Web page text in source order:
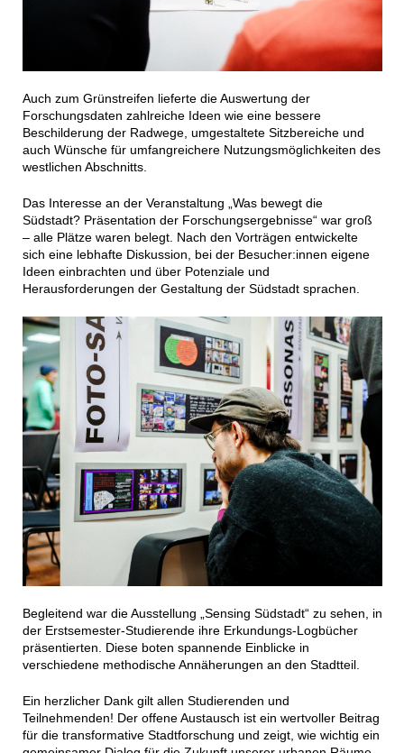
Auch zum Grünstreifen lieferte die Auswertung der
Forschungsdaten zahlreiche Ideen wie eine bessere
Beschilderung der Radwege, umgestaltete Sitzbereiche und
auch Wünsche für umfangreichere Nutzungsmöglichkeiten des
westlichen Abschnitts.
Das Interesse an der Veranstaltung „Was bewegt die
Südstadt? Präsentation der Forschungsergebnisse“ war groß
– alle Plätze waren belegt. Nach den Vorträgen entwickelte
sich eine lebhafte Diskussion, bei der Besucher:innen eigene
Ideen einbrachten und über Potenziale und
Herausforderungen der Gestaltung der Südstadt sprachen.
Begleitend war die Ausstellung „Sensing Südstadt“ zu sehen, in
der Erstsemester-Studierende ihre Erkundungs-Logbücher
präsentierten. Diese boten spannende Einblicke in
verschiedene methodische Annäherungen an den Stadtteil.
Ein herzlicher Dank gilt allen Studierenden und
Teilnehmenden! Der offene Austausch ist ein wertvoller Beitrag
für die transformative Stadtforschung und zeigt, wie wichtig ein